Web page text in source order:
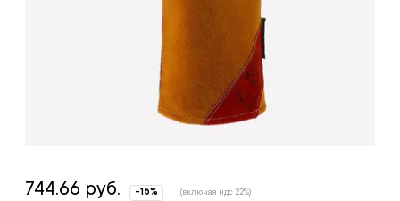
744.66 руб. -15% (включая ндс 22%)